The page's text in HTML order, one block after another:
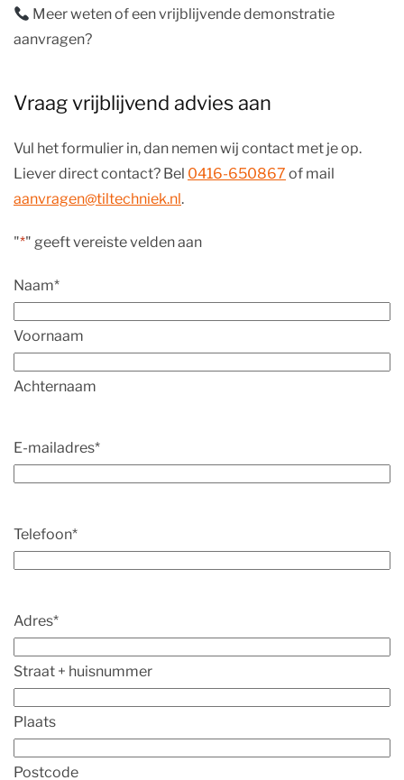
Meer weten of een vrijblijvende demonstratie
aanvragen?
Vraag vrijblijvend advies aan
Vul het formulier in, dan nemen wij contact met je op.
Liever direct contact? Bel 0416-650867 of mail
aanvragen@tiltechniek.nl.
"*" geeft vereiste velden aan
Naam*
Voornaam
Achternaam
E-mailadres*
Telefoon*
Adres*
Straat + huisnummer
Plaats
Postcode